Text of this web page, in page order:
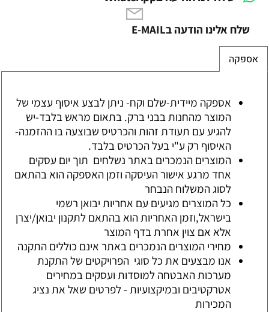
שלח אלינו הודעה בE-MAIL
אספקה
אספקה מיידית-שלם וקח- ניתן לבצע איסוף עצמי של
המוצר מהחנות בבני ברק. בתאום מראש בלבד-יש
להגיע עם תעודת זהות והכרטיס שבוצעה בו ההזמנה-
האיסוף רק ע"י בעל הכרטיס בלבד.
המוצרים הנמכרים באתר נשלחים תוך יום עסקים
אחד מרגע אישור העיסקה וזמן האספקה הוא בהתאם
לסוג המשלוח הנבחר
כל המוצרים מגיעים עם אחריות יבואן רשמי
בישראל,וזמן האחריות הוא בהתאם לתקנון יבואן/יצרן
אלא אם צוין אחרת בדף המוצר
מחירי המוצרים הנמכרים באתר אינם כוללים התקנה
אנו מבצעים את כל סוגי הפרויקטים של התקנת
מערכות האבטחה למוסדות ועסקים במחירים
אטרקטיבים ובמיקצועיות - לפרטים שאל את נציג
המכירות